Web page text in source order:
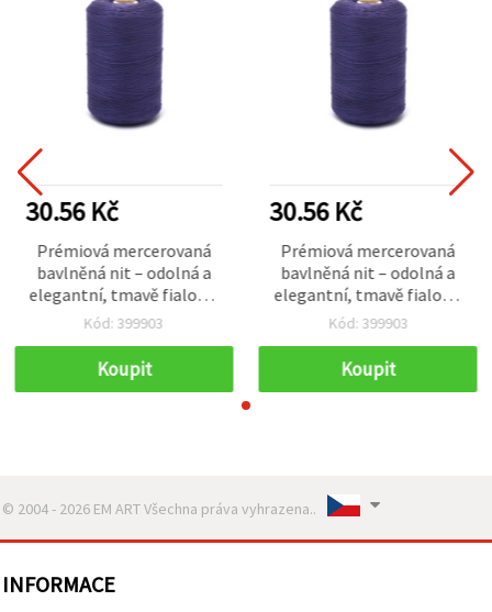
30.56 Kč
Prémiová mercerovaná
bavlněná nit – odolná a
elegantní, tmavě fialová,
20 tex x 2, cívka 1000 m
Kód: 399903
Koupit
30.56 Kč
Prémiová mercerovaná
bavlněná nit – odolná a
elegantní, tmavě fialová,
20 tex x 2, cívka 1000 m
Kód: 399903
Koupit
© 2004 - 2026 EM ART Všechna práva vyhrazena..
INFORMACE